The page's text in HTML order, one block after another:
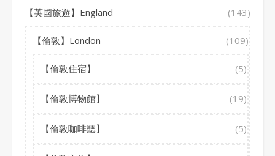
【英國旅遊】England (143)
【倫敦】London (109)
【倫敦住宿】 (5)
【倫敦博物館】 (19)
【倫敦咖啡聽】 (5)